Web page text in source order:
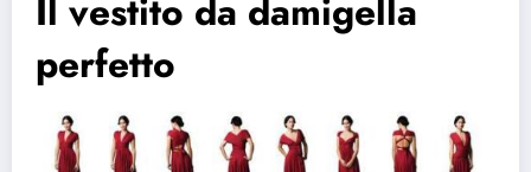
Il vestito da damigella
perfetto